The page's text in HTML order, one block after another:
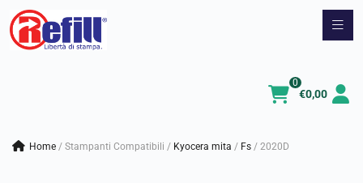
Vai
€0,00
0
Home / Stampanti Compatibili / kyocera mita / fs / 2020D